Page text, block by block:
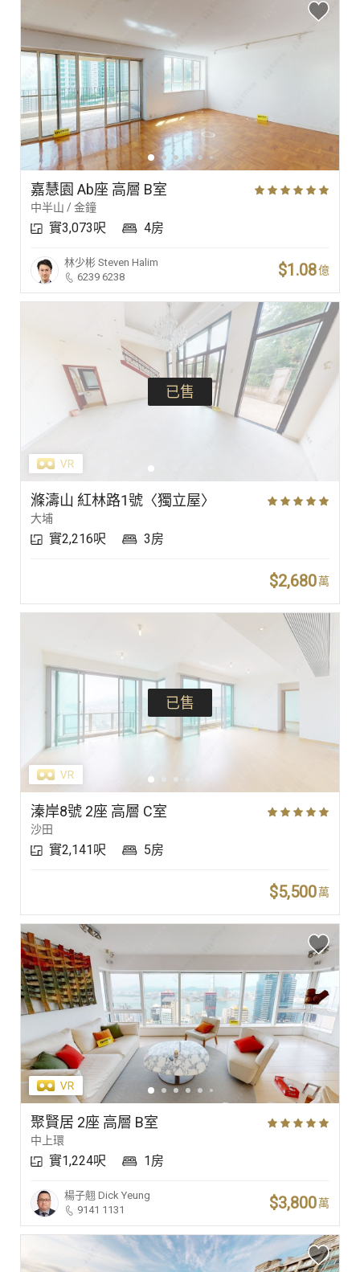
嘉慧園 Ab座 高層 B室
中半山 / 金鐘
實3,073呎 4房
林少彬 Steven Halim
6239 6238
$1.08億
已售
滌濤山 紅林路1號〈獨立屋〉
大埔
實2,216呎 3房
$2,680萬
已售
溱岸8號 2座 高層 C室
沙田
實2,141呎 5房
$5,500萬
聚賢居 2座 高層 B室
中上環
實1,224呎 1房
楊子翹 Dick Yeung
9141 1131
$3,800萬